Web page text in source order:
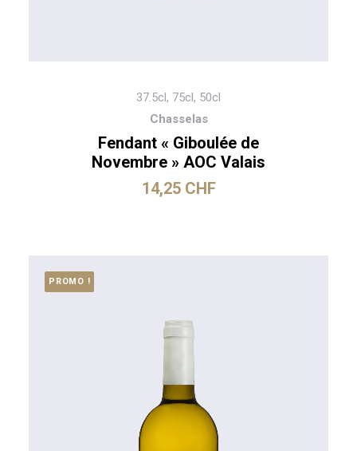
37.5cl, 75cl, 50cl
Chasselas
Fendant « Giboulée de
Novembre » AOC Valais
14,25 CHF
PROMO !